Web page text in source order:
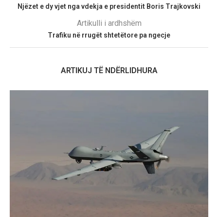
Njëzet e dy vjet nga vdekja e presidentit Boris Trajkovski
Artikulli i ardhshëm
Trafiku në rrugët shtetëtore pa ngecje
ARTIKUJ TË NDËRLIDHURA